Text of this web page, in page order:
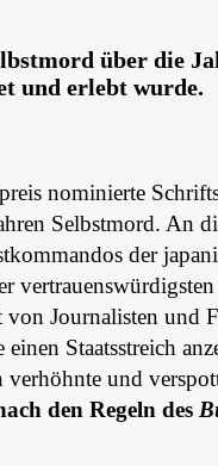
über die
und erlebt wurde.
nominierte
Selbstmord. An
der
Journalisten und
Staatsstreich
und
den Regeln des